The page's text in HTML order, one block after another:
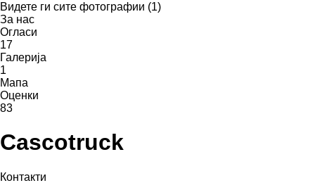
Видете ги сите фотографии (1)
За нас
Огласи
17
Галерија
1
Мапа
Оценки
83
Сascotruck
Контакти